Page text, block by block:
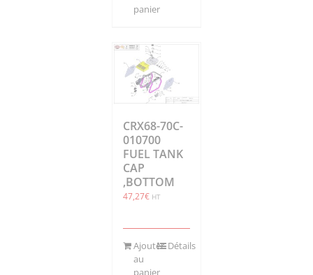
panier
CRX68-70C-
010700
FUEL TANK
CAP
,BOTTOM
47,27€ HT
Ajouter
au
panier
Détails